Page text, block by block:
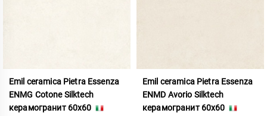
Emil ceramica Pietra Essenza
ENMG Cotone Silktech
керамогранит 60x60
Emil ceramica Pietra Essenza
ENMD Avorio Silktech
керамогранит 60x60